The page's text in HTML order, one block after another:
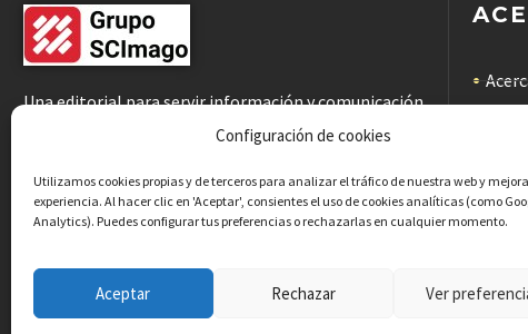
Configuración de cookies
Utilizamos cookies propias y de terceros para analizar el tráfico de nuestra web y
experiencia. Al hacer clic en 'Aceptar', consientes el uso de cookies analíticas (como
Analytics). Puedes configurar tus preferencias o rechazarlas en cualquier momento.
Aceptar Rechazar Ver
Una editorial para servir información y comunicación
científicas de calidad a la comunidad académica